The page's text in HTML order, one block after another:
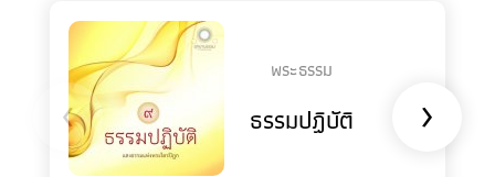
พระธรรม
ธรรมปฏิบัติ
‹ ›